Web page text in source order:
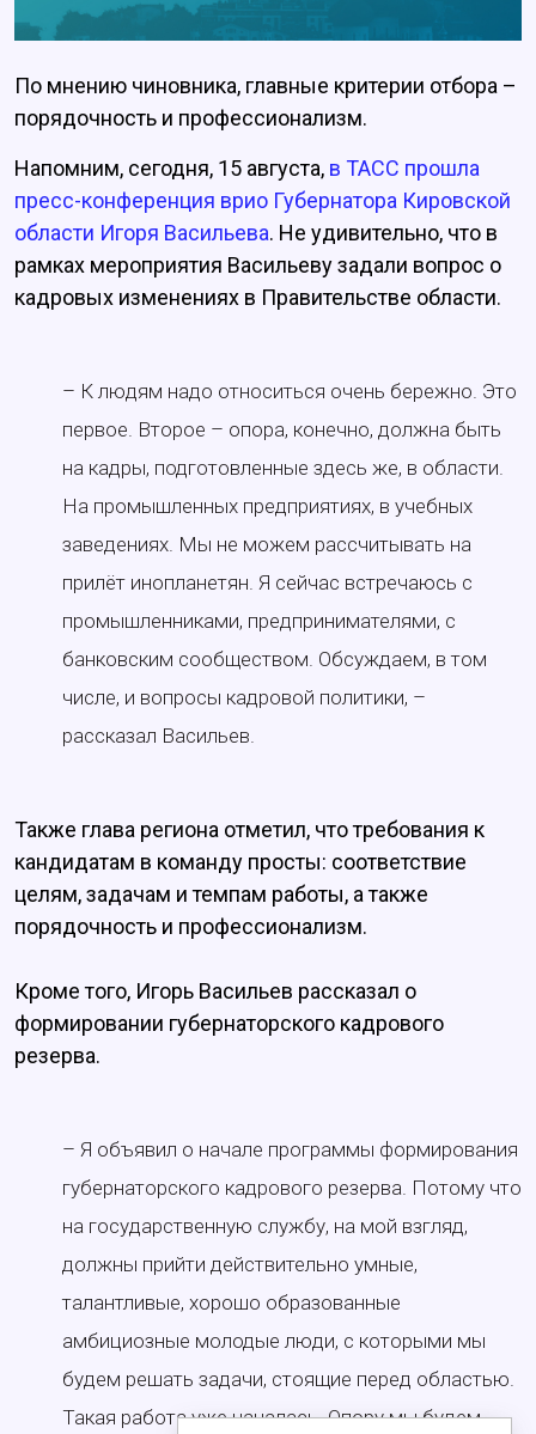
По мнению чиновника, главные критерии отбора –
порядочность и профессионализм.
Напомним, сегодня, 15 августа, в ТАСС прошла
пресс-конференция врио Губернатора Кировской
области Игоря Васильева. Не удивительно, что в
рамках мероприятия Васильеву задали вопрос о
кадровых изменениях в Правительстве области.
– К людям надо относиться очень бережно. Это
первое. Второе – опора, конечно, должна быть
на кадры, подготовленные здесь же, в области.
На промышленных предприятиях, в учебных
заведениях. Мы не можем рассчитывать на
прилёт инопланетян. Я сейчас встречаюсь с
промышленниками, предпринимателями, с
банковским сообществом. Обсуждаем, в том
числе, и вопросы кадровой политики, –
рассказал Васильев.
Также глава региона отметил, что требования к
кандидатам в команду просты: соответствие
целям, задачам и темпам работы, а также
порядочность и профессионализм.
Кроме того, Игорь Васильев рассказал о
формировании губернаторского кадрового
резерва.
– Я объявил о начале программы формирования
губернаторского кадрового резерва. Потому что
на государственную службу, на мой взгляд,
должны прийти действительно умные,
талантливые, хорошо образованные
амбициозные молодые люди, с которыми мы
будем решать задачи, стоящие перед областью.
Такая работа уже началась. Опору мы будем